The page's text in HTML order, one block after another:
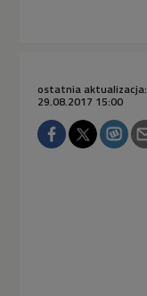
ostatnia aktualizacja:
29.08.2017 15:00